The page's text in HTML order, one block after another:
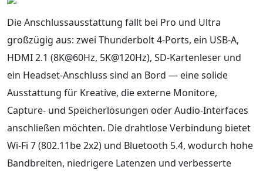
Die Anschlussausstattung fällt bei Pro und Ultra
großzügig aus: zwei Thunderbolt 4-Ports, ein USB-A,
HDMI 2.1 (8K@60Hz, 5K@120Hz), SD-Kartenleser und
ein Headset-Anschluss sind an Bord — eine solide
Ausstattung für Kreative, die externe Monitore,
Capture- und Speicherlösungen oder Audio-Interfaces
anschließen möchten. Die drahtlose Verbindung bietet
Wi‑Fi 7 (802.11be 2x2) und Bluetooth 5.4, wodurch hohe
Bandbreiten, niedrigere Latenzen und verbesserte